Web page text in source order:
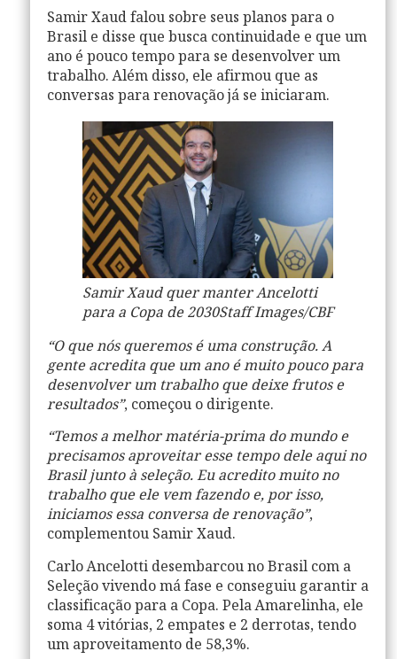
Samir Xaudfalou sobre seus planos para o
Brasile disse que busca continuidade e que um
ano é pouco tempo para se desenvolver um
trabalho. Além disso, ele afirmou que as
conversas para renovação já se iniciaram.
Samir Xaud quer manter Ancelotti
para a Copa de 2030Staff Images/CBF
“O que nós queremos é uma construção. A
gente acredita que um ano é muito pouco para
desenvolver um trabalho que deixe frutos e
resultados”, começou o dirigente.
“Temos a melhor matéria-prima do mundo e
precisamos aproveitar esse tempo dele aqui no
Brasil junto à seleção. Eu acredito muito no
trabalho que ele vem fazendo e, por isso,
iniciamos essa conversa de renovação”,
complementouSamir Xaud.
Carlo Ancelottidesembarcou noBrasilcom a
Seleçãovivendo má fase e conseguiu garantir a
classificação para aCopa. Pela Amarelinha, ele
soma 4 vitórias, 2 empates e 2 derrotas, tendo
um aproveitamento de 58,3%.